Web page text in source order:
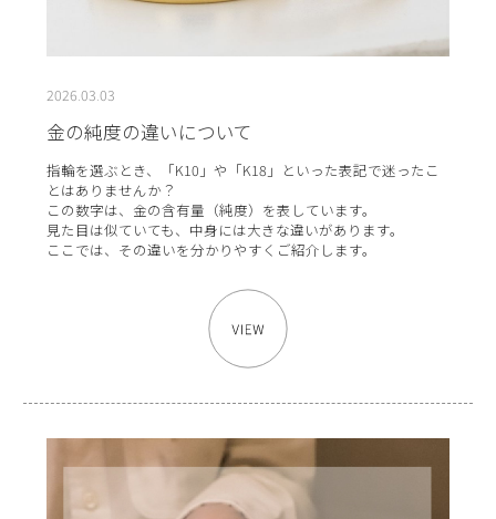
2026.03.03
金の純度の違いについて
指輪を選ぶとき、「K10」や「K18」といった表記で迷ったこ
とはありませんか？
この数字は、金の含有量（純度）を表しています。
見た目は似ていても、中身には大きな違いがあります。
ここでは、その違いを分かりやすくご紹介します。